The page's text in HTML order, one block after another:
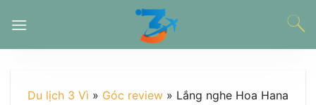
đến
Du lịch 3 Vì » Góc review » Lắng nghe Hoa Hana